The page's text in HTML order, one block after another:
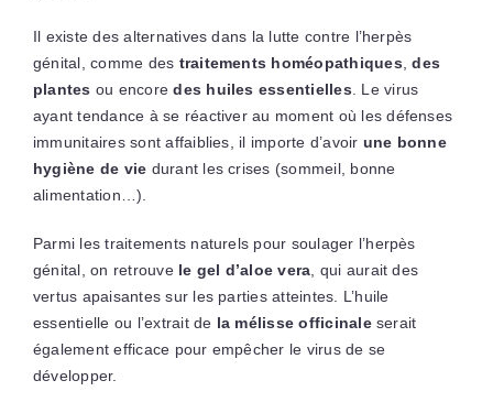
Il existe des alternatives dans la lutte contre l’herpès
génital, comme des traitements homéopathiques ,des
plantes ou encoredes huiles essentielles . Le virus
ayant tendance à se réactiver au moment où les défenses
immunitaires sont affaiblies, il importe d’avoir une bonne
hygiène de vie durant les crises (sommeil, bonne
alimentation…).
Parmi les traitements naturels pour soulager l’herpès
génital, on retrouve le gel d’aloe vera , qui aurait des
vertus apaisantes sur les parties atteintes. L’huile
essentielle ou l’extrait de la mélisse officinaleserait
également efficace pour empêcher le virus de se
développer.